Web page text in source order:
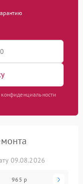
09.08.2026
965 р